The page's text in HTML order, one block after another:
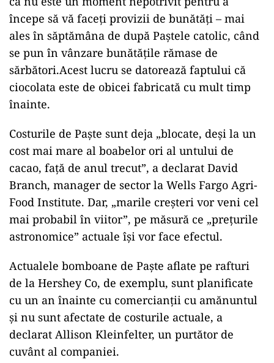
începe să vă faceți provizii de bunătăți – mai
ales în săptămâna de după Paștele catolic, când
se pun în vânzare bunătățile rămase de
sărbători.Acest lucru se datorează faptului că
ciocolata este de obicei fabricată cu mult timp
înainte.
Costurile de Paște sunt deja „blocate, deși la un
cost mai mare al boabelor ori al untului de
cacao, față de anul trecut”, a declarat David
Branch, manager de sector la Wells Fargo Agri-
Food Institute. Dar, „marile creșteri vor veni cel
mai probabil în viitor”, pe măsură ce „prețurile
astronomice” actuale își vor face efectul.
Actualele bomboane de Paște aflate pe rafturi
de la Hershey Co, de exemplu, sunt planificate
cu un an înainte cu comercianții cu amănuntul
și nu sunt afectate de costurile actuale, a
declarat Allison Kleinfelter, un purtător de
cuvânt al companiei.